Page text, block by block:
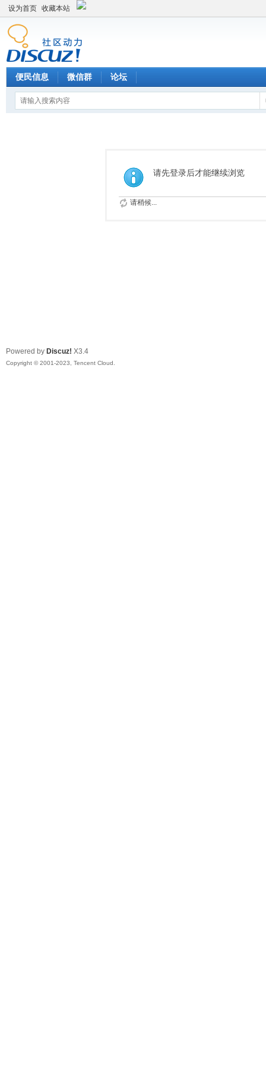
设为首页 收藏本站
便民信息 微信群 论坛
请先登录后才能继续浏览
请稍候...
Powered by Discuz! X3.4
Copyright © 2001-2023, Tencent Cloud.